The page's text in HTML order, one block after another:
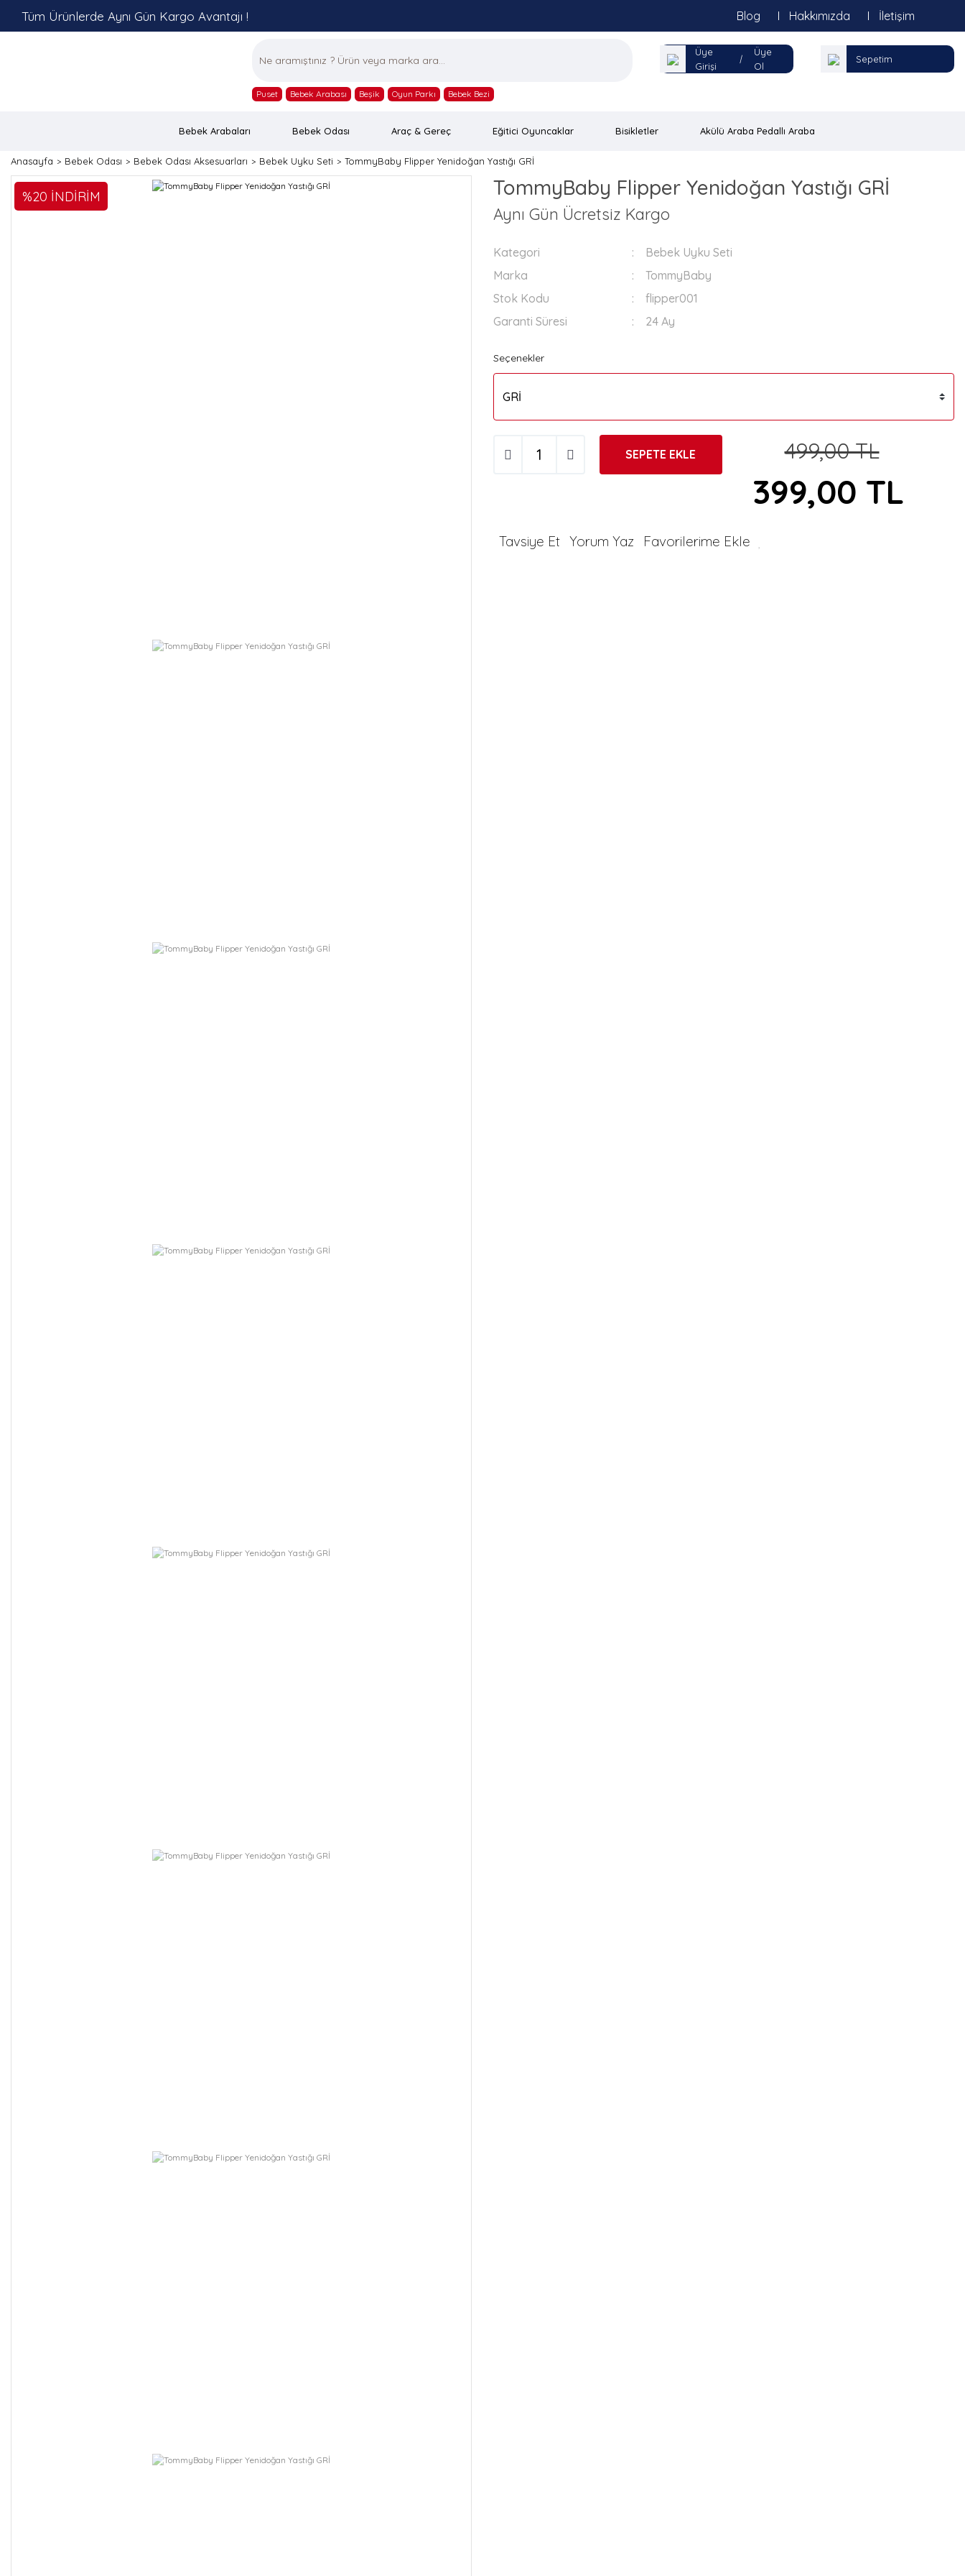
Tüm Ürünlerde Aynı Gün Kargo Avantajı ! Blog Hakkımızda İletişim
Puset Bebek Arabası Beşik Oyun Parkı Bebek Bezi
Üye
Girişi
|
Üye
Ol
Sepetim
Bebek Arabaları Bebek Odası Araç & Gereç Eğitici Oyuncaklar Bisikletler Akülü Araba Pedallı Araba
Anasayfa Bebek Odası Bebek Odası Aksesuarları Bebek Uyku Seti TommyBaby Flipper Yenidoğan Yastığı GRİ
TommyBaby Flipper Yenidoğan Yastığı GRİ
Aynı Gün Ücretsiz Kargo
Kategori
Bebek Uyku Seti
Marka
TommyBaby
Stok Kodu
flipper001
Garanti Süresi
24 Ay
Seçenekler
SEPETE EKLE
%20 İNDİRİM
499,00 TL
399,00 TL
Tavsiye Et Yorum Yaz